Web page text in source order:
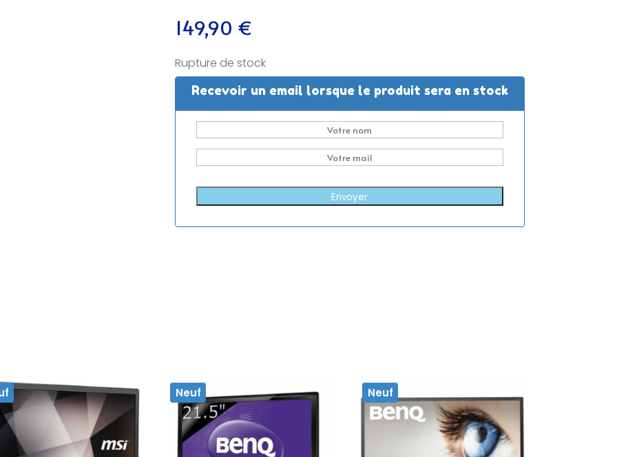
149,90 €
Rupture de stock
Recevoir un email lorsque le produit sera en stock
Envoyer
Neuf Neuf